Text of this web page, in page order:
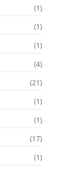
(1)
(1)
(1)
(4)
(21)
(1)
(1)
(17)
(1)